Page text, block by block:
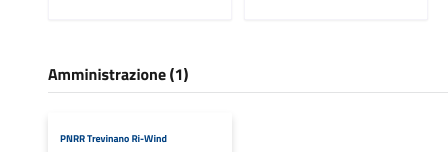
Amministrazione (1)
PNRR Trevinano Ri-Wind